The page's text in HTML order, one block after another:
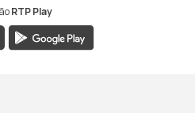
2 2
Antena 2
2
RTP Play